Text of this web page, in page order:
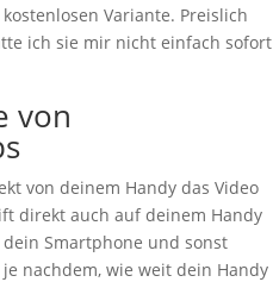
Variante. Preislich
ich sie mir nicht einfach sofort
von
von deinem Handy das Video
direkt auch auf deinem Handy
Smartphone und sonst
nachdem, wie weit dein Handy